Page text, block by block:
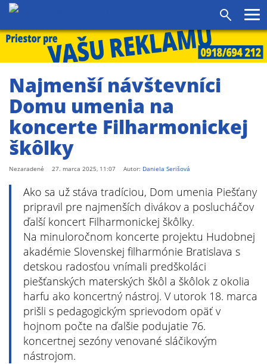
Najmenší návštevníci
Domu umenia na
koncerte Filharmonickej
škôlky
Nezaradené 27. marca 2025, 11:07 Autor: Daniela Serišová
Ako sa už stáva tradíciou, Dom umenia Piešťany
pripravil pre najmenších divákov a poslucháčov
ďalší koncert Filharmonickej škôlky.
Na minuloročnom koncerte projektu Hudobnej
akadémie Slovenskej filharmónie Bratislava s
detskou radosťou vnímali predškoláci
piešťanských materských škôl a škôlok z okolia
harfu ako koncertný nástroj. V utorok 18. marca
prišli s pedagogickým sprievodom opäť v
hojnom počte na ďalšie podujatie 76.
koncertnej sezóny venované sláčikovým
nástrojom.